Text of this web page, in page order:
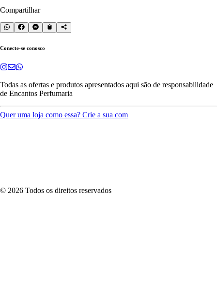
Compartilhar
Conecte-se conosco
Todas as ofertas e produtos apresentados aqui são de responsabilidade
de Encantos Perfumaria
Quer uma loja como essa? Crie a sua com
© 2026 Todos os direitos reservados